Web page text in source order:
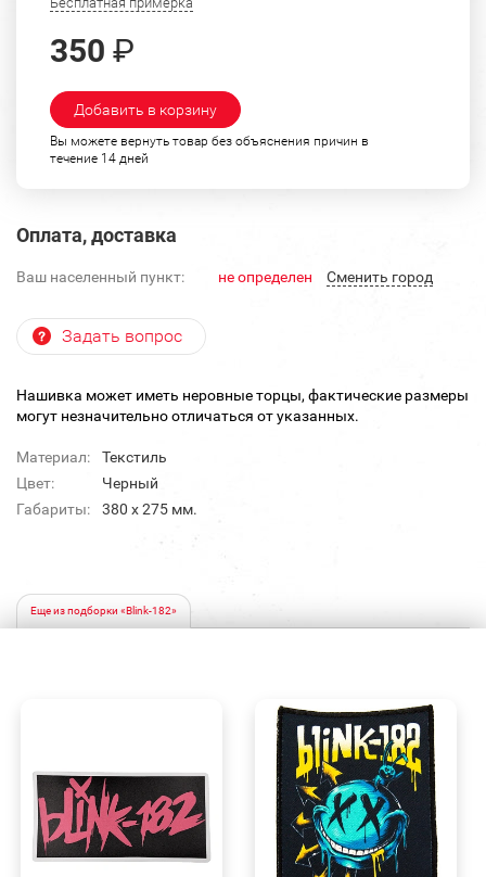
350 ₽
Добавить в корзину
Вы можете вернуть товар без объяснения причин в
течение 14 дней
Оплата, доставка
Ваш населенный пункт: не определен Cменить город
Задать вопрос
Нашивка может иметь неровные торцы, фактические размеры
могут незначительно отличаться от указанных.
Материал:
Текстиль
Цвет:
Черный
Габариты:
380 х 275 мм.
Еще из подборки «Blink-182»